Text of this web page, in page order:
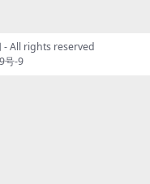
- All rights reserved
号-9